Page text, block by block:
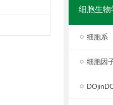
细胞生物
细胞系
细胞因